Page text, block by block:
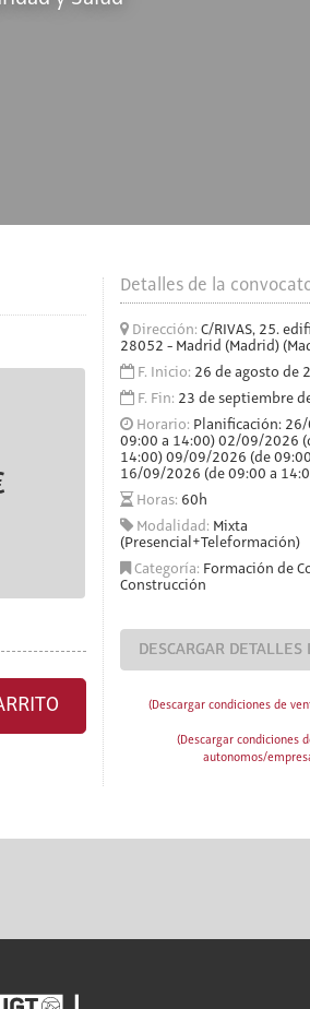
Detalles de la
Dirección: C/RIVAS, 25.
28052 - Madrid (Madrid)
F. Inicio: 26 de agosto de
F. Fin: 23 de septiembre
Horario: Planificación:
09:00 a 14:00) 02/09/2026
14:00) 09/09/2026 (de
16/09/2026 (de 09:00 a
Horas: 60h
Modalidad: Mixta
(Presencial+Teleformación)
Categoría: Formación de
Construcción
DESCARGAR
(Descargar condiciones de
(Descargar condiciones
autonomos/